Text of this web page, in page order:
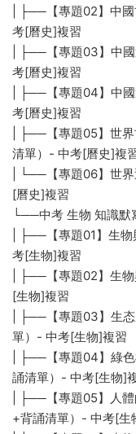
| ├──【專題02】中
考[曆史]複習
| ├──【專題03】中
考[曆史]複習
| ├──【專題04】中
考[曆史]複習
| ├──【專題05】世
清單）- 中考[曆史]複
| └──【專題06】世
[曆史]複習
└──中考 生物 知識默
| ├──【專題01】生
考[生物]複習
| ├──【專題02】生
[生物]複習
| ├──【專題03】生
單）- 中考[生物]複習
| ├──【專題04】綠
誦清單）- 中考[生物]
| ├──【專題05】人
+背誦清單）- 中考[生